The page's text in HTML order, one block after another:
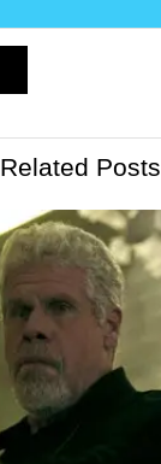
Related Posts